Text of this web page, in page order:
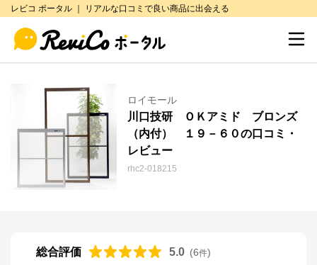
レビコ ポータル ｜ リアルな口コミで良い商品に出会える
ロイモール
川口技研 ＯＫアミド ブロンズ
（内付） １９－６０の口コミ・
レビュー
rhc2-018215
総合評価 5.0 (6件)